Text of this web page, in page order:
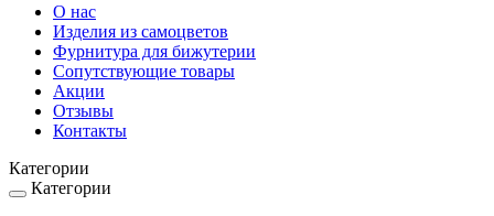
navigationО нас
Изделия из самоцветов
Фурнитура для бижутерии
Сопутствующие товары
Акции
Отзывы
Контакты
Категории
Toggle
Категории